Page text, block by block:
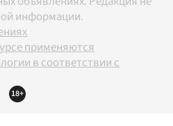
информации.
применяются
в соответствии с
18+